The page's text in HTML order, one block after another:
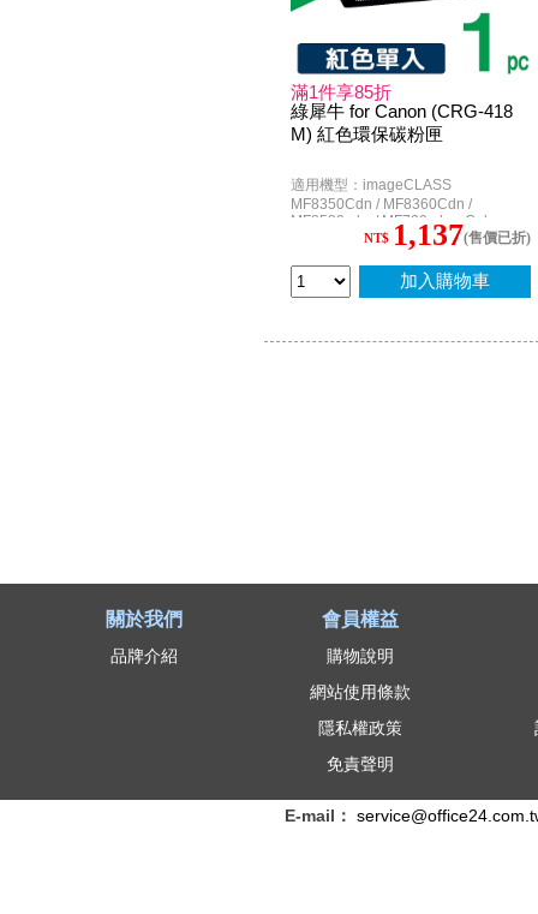
滿1件享85折
綠犀牛 for Canon (CRG-418
M) 紅色環保碳粉匣
適用機型：imageCLASS
MF8350Cdn / MF8360Cdn /
MF8580cdw / MF729cdw ; Color
imageCLASS MF726cdw
NT$ 1,137(售價已折)
加入購物車
關於我們
品牌介紹
會員權益
購物說明
網站使用條款
隱私權政策
免責聲明
E-mail：